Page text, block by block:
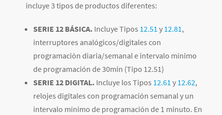
incluye 3 tipos de productos diferentes:
SERIE 12 BÁSICA. Incluye Tipos 12.51 y 12.81,
interruptores analógicos/digitales con
programación diaria/semanal e intervalo mínimo
de programación de 30min (Tipo 12.51)
SERIE 12 DIGITAL. Incluye los Tipos 12.61 y 12.62,
relojes digitales con programación semanal y un
intervalo mínimo de programación de 1 minuto. En